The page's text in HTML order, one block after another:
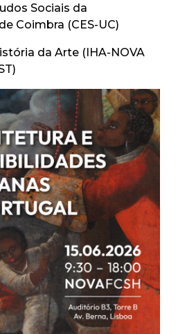
Sociais da
Coimbra (CES-UC)
da Arte (IHA-NOVA